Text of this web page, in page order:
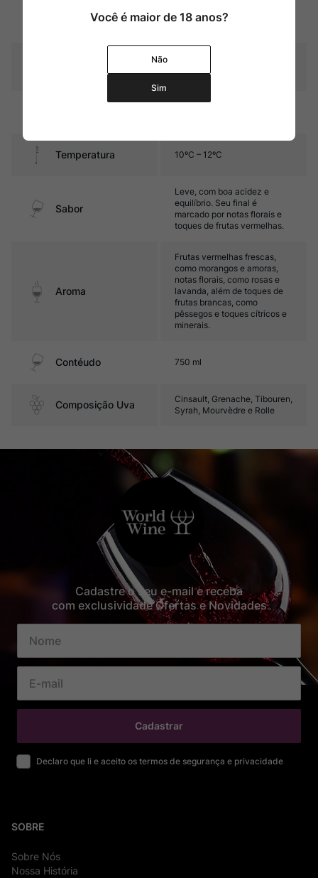
Salmão de média intensidade
Temperatura 10ºC – 12ºC
Sabor
Leve, com boa acidez e
equilíbrio. Seu final é
marcado por notas florais e
toques de frutas vermelhas.
Aroma
Frutas vermelhas frescas,
como morangos e amoras,
notas florais, como rosas e
lavanda, além de toques de
frutas brancas, como
pêssegos e toques cítricos e
minerais.
Contéudo 750 ml
Composição Uva
Cinsault, Grenache, Tibouren,
Syrah, Mourvèdre e Rolle
Cadastre o seu e-mail e receba
com exclusividade Ofertas e Novidades
Cadastrar
Declaro que li e aceito os termos de segurança e privacidade
SOBRE
Sobre Nós
Nossa História
Você é maior de 18 anos?
Não
Sim